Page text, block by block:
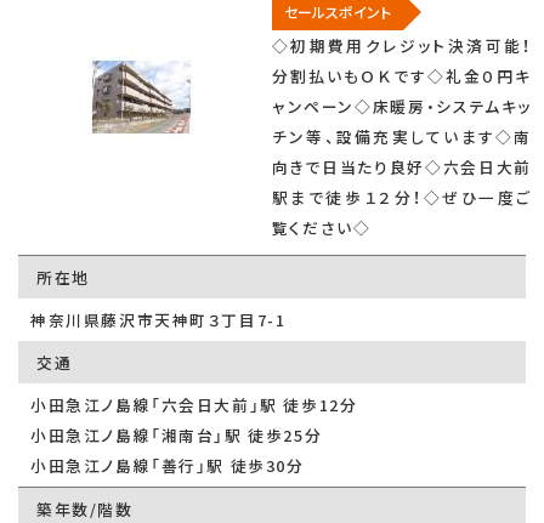
セールスポイント
◇初期費用クレジット決済可能！
分割払いもＯＫです◇礼金０円キ
ャンペーン◇床暖房・システムキッ
チン等、設備充実しています◇南
向きで日当たり良好◇六会日大前
駅まで徒歩１２分！◇ぜひ一度ご
覧ください◇
所在地
神奈川県藤沢市天神町３丁目7-1
交通
小田急江ノ島線「六会日大前」駅 徒歩12分
小田急江ノ島線「湘南台」駅 徒歩25分
小田急江ノ島線「善行」駅 徒歩30分
築年数/階数